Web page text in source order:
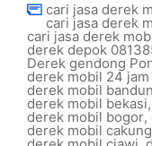
cari jasa derek
cari jasa derek
cari jasa derek
derek depok
Derek gendong
derek mobil 24
derek mobil
derek mobil bekasi,
derek mobil bogor,
derek mobil cakung